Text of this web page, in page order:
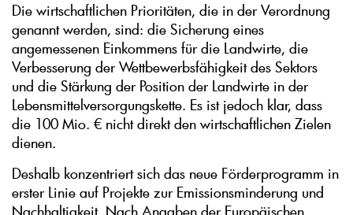
Die wirtschaftlichen Prioritäten, die in der Verordnung
genannt werden, sind: die Sicherung eines
angemessenen Einkommens für die Landwirte, die
Verbesserung der Wettbewerbsfähigkeit des Sektors
und die Stärkung der Position der Landwirte in der
Lebensmittelversorgungskette. Es ist jedoch klar, dass
die 100 Mio. € nicht direkt den wirtschaftlichen Zielen
dienen.
Deshalb konzentriert sich das neue Förderprogramm in
erster Linie auf Projekte zur Emissionsminderung und